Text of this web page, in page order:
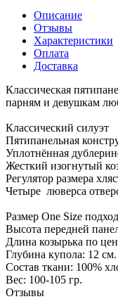
Описание
Отзывы
Характеристики
Оплата
Доставка
Классическая
парням и девушкам
Классический силуэт
Пятипанельная
Уплотнённая
Жесткий изогнутый
Регулятор размера
Четыре люверса
Размер One Size
Высота передней
Длина козырька по
Глубина купола: 12 см.
Состав ткани: 100%
Вес: 100-105 гр.
Отзывы